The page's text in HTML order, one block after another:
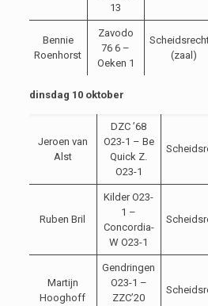
13
Bennie
Roenhorst
Zavodo
76 6 –
Oeken 1
(zaal)
dinsdag 10 oktober
Jeroen van
Alst
DZC ’68
O23-1 – Be
Quick Z.
O23-1
Ruben Bril
Kilder O23-
1 –
Concordia-
W O23-1
Martijn
Hooghoff
Gendringen
O23-1 –
ZZC’20